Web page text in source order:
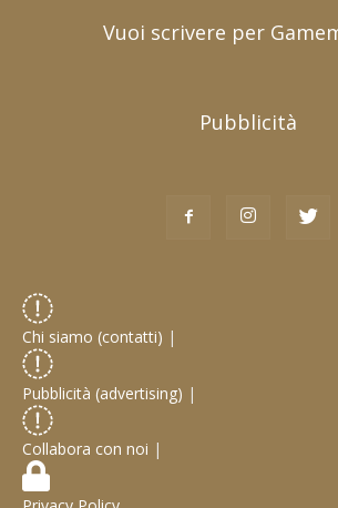
Vuoi scrivere per
Pubblicità
Chi siamo (contatti) |
Pubblicità (advertising) |
Collabora con noi |